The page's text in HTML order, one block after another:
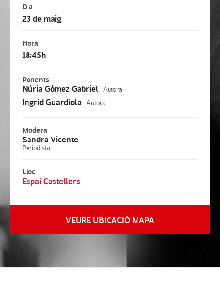
Dia
23 de maig
Hora
18:45h
Ponents
Núria Gómez Gabriel Autora
Ingrid Guardiola Autora
Modera
Sandra Vicente
Periodista
Lloc
Espai Castellers
VEURE UBICACIÓ MAPA